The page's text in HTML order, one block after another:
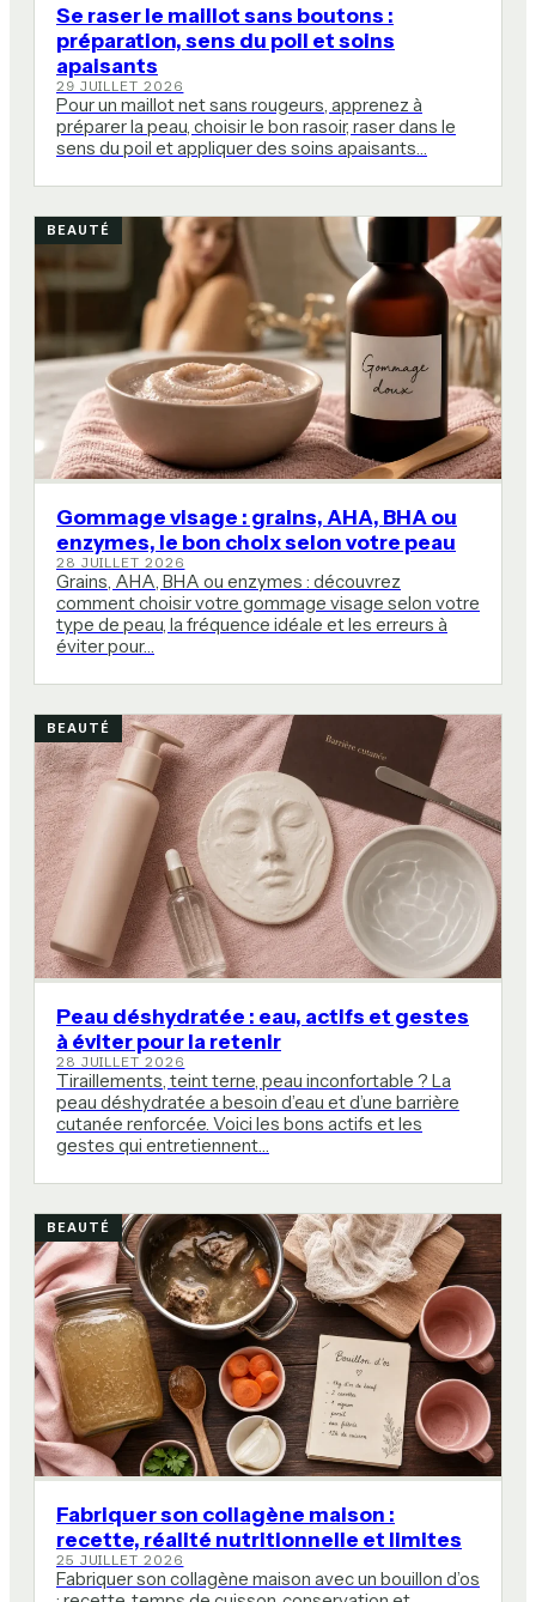
Se raser le maillot sans boutons :
préparation, sens du poil et soins
apaisants
29 JUILLET 2026
Pour un maillot net sans rougeurs, apprenez à
préparer la peau, choisir le bon rasoir, raser dans le
sens du poil et appliquer des soins apaisants…
BEAUTÉ
Gommage visage : grains, AHA, BHA ou
enzymes, le bon choix selon votre peau
28 JUILLET 2026
Grains, AHA, BHA ou enzymes : découvrez
comment choisir votre gommage visage selon votre
type de peau, la fréquence idéale et les erreurs à
éviter pour…
BEAUTÉ
Peau déshydratée : eau, actifs et gestes
à éviter pour la retenir
28 JUILLET 2026
Tiraillements, teint terne, peau inconfortable ? La
peau déshydratée a besoin d’eau et d’une barrière
cutanée renforcée. Voici les bons actifs et les
gestes qui entretiennent…
BEAUTÉ
Fabriquer son collagène maison :
recette, réalité nutritionnelle et limites
25 JUILLET 2026
Fabriquer son collagène maison avec un bouillon d’os